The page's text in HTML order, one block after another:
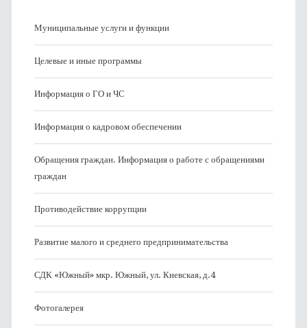
Муниципальные услуги и функции
Целевые и иные программы
Информация о ГО и ЧС
Информация о кадровом обеспечении
Обращения граждан. Информация о работе с обращениями
граждан
Противодействие коррупции
Развитие малого и среднего предпринимательства
СДК «Южный» мкр. Южный, ул. Киевская, д.4
Фотогалерея